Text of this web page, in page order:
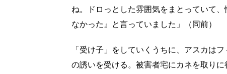
ね。ドロっとした雰囲気をまとっていて
なかった』と言っていました」（同前）
「受け子」をしていくうちに、アスカは
の誘いを受ける。被害者宅にカネを取り